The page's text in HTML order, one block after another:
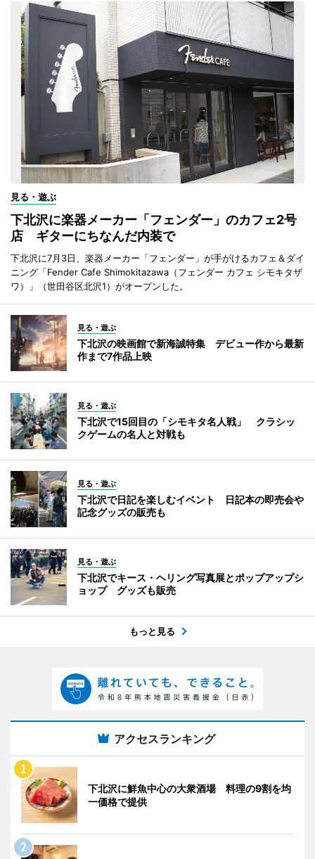
見る・遊ぶ
下北沢に楽器メーカー「フェンダー」のカフェ2号
店 ギターにちなんだ内装で
下北沢に7月3日、楽器メーカー「フェンダー」が手がけるカフェ＆ダイ
ニング「Fender Cafe Shimokitazawa（フェンダー カフェ シモキタザ
ワ）」（世田谷区北沢1）がオープンした。
見る・遊ぶ
下北沢の映画館で新海誠特集 デビュー作から最新
作まで7作品上映
見る・遊ぶ
下北沢で15回目の「シモキタ名人戦」 クラシッ
クゲームの名人と対戦も
見る・遊ぶ
下北沢で日記を楽しむイベント 日記本の即売会や
記念グッズの販売も
見る・遊ぶ
下北沢でキース・ヘリング写真展とポップアップシ
ョップ グッズも販売
もっと見る
アクセスランキング
下北沢に鮮魚中心の大衆酒場 料理の9割を均
一価格で提供